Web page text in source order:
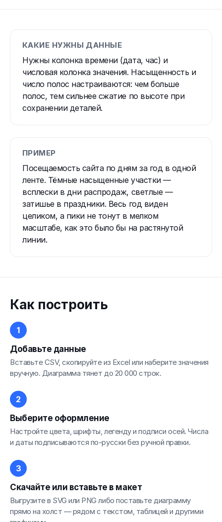
КАКИЕ НУЖНЫ ДАННЫЕ
Нужны колонка времени (дата, час) и
числовая колонка значения. Насыщенность и
число полос настраиваются: чем больше
полос, тем сильнее сжатие по высоте при
сохранении деталей.
ПРИМЕР
Посещаемость сайта по дням за год в одной
ленте. Тёмные насыщенные участки —
всплески в дни распродаж, светлые —
затишье в праздники. Весь год виден
целиком, а пики не тонут в мелком
масштабе, как это было бы на растянутой
линии.
Как построить
Добавьте данные
Вставьте CSV, скопируйте из Excel или наберите значения
вручную. Диаграмма тянет до 20 000 строк.
Выберите оформление
Настройте цвета, шрифты, легенду и подписи осей. Числа
и даты подписываются по-русски без ручной правки.
Скачайте или вставьте в макет
Выгрузите в SVG или PNG либо поставьте диаграмму
прямо на холст — рядом с текстом, таблицей и другими